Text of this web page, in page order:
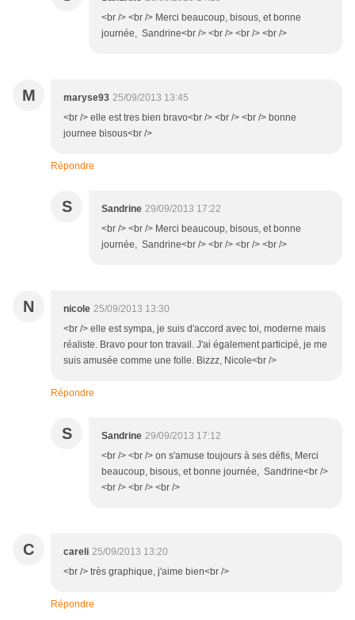
<br /> <br /> Merci beaucoup, bisous, et bonne
journée, Sandrine<br /> <br /> <br /> <br />
M maryse93 25/09/2013 13:45
<br /> elle est tres bien bravo<br /> <br /> <br /> bonne
journee bisous<br />
Répondre
S Sandrine 29/09/2013 17:22
<br /> <br /> Merci beaucoup, bisous, et bonne
journée, Sandrine<br /> <br /> <br /> <br />
N nicole 25/09/2013 13:30
<br /> elle est sympa, je suis d'accord avec toi, moderne mais
réaliste. Bravo pour ton travail. J'ai également participé, je me
suis amusée comme une folle. Bizzz, Nicole<br />
Répondre
S Sandrine 29/09/2013 17:12
<br /> <br /> on s'amuse toujours à ses défis, Merci
beaucoup, bisous, et bonne journée, Sandrine<br />
<br /> <br /> <br />
C careli 25/09/2013 13:20
<br /> très graphique, j'aime bien<br />
Répondre